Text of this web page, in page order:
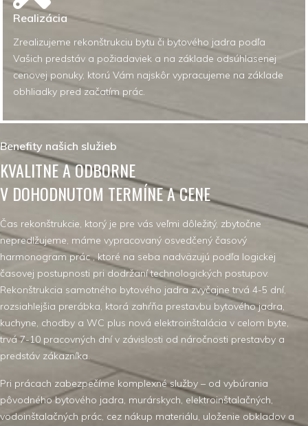
Realizácia
Zrealizujeme rekonštrukciu bytu či bytového jadra podľa
Vašich predstáv a požiadaviek a na základe odsúhlasenej
cenovej ponuky, ktorú Vám najskôr vypracujeme na základe
obhliadky pred začatím prác.
Benefity našich služieb
KVALITNE A ODBORNE
V DOHODNUTOM TERMÍNE A CENE
Čas rekonštrukcie, ktorý je pre vás veľmi dôležitý, zbytočne
nepredlžujeme, máme vypracovaný osvedčený časový
harmonogram prác , ktoré na seba nadväzujú podľa logickej
časovej postupnosti pri dodržaní technologických postupov.
Rekonštrukcia samotného bytového jadra zvyčajne trvá 4-5 dní,
rozsiahlejšia prerábka, ktorá zahŕňa prestavbu bytového jadra,
kuchyne, chodby a WC plus nová elektroinštalácia v celom byte,
trvá 7-10 pracovných dní v závislosti od náročnosti prestavby a
predstáv zákazníka.
Pri prácach zabezpečíme komplexné služby – od vybúrania
pôvodného bytového jadra, murárskych, elektroinštalačných,
vodoinštalačných prác, cez nákup materiálu, uloženie obkladov a